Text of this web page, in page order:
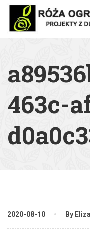
463c-
2020-08-10 By Eliza